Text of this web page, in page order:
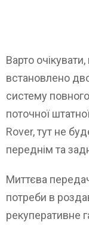
Варто
встановлено
систему
поточної
Rover, тут не
переднім та
Миттєва
потреби в
рекуперативне